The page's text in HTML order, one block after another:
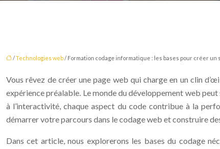
/Technologies web/ Formation codage informatique : les bases pour créer un
Vous rêvez de créer une page web qui charge en un clin
expérience préalable. Le monde du développement web
à l’interactivité, chaque aspect du code contribue à la
démarrer votre parcours dans le codage web et construire
Dans cet article, nous explorerons les bases du codage